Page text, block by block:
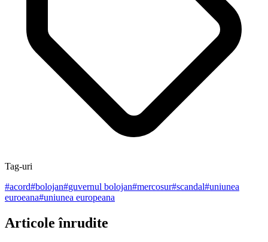
Tag-uri
#acord#bolojan#guvernul bolojan#mercosur#scandal#uniunea
euroeana#uniunea europeana
Articole înrudite